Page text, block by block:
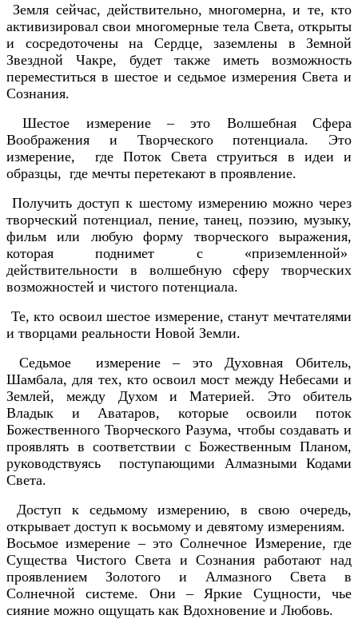
Земля сейчас, действительно, многомерна, и те, кто
активизировал свои многомерные тела Света, открыты
и сосредоточены на Сердце, заземлены в Земной
Звездной Чакре, будет также иметь возможность
переместиться в шестое и седьмое измерения Света и
Сознания.
Шестое измерение – это Волшебная Сфера
Воображения и Творческого потенциала. Это
измерение, где Поток Света струиться в идеи и
образцы, где мечты перетекают в проявление.
Получить доступ к шестому измерению можно через
творческий потенциал, пение, танец, поэзию, музыку,
фильм или любую форму творческого выражения,
которая поднимет с «приземленной»
действительности в волшебную сферу творческих
возможностей и чистого потенциала.
Те, кто освоил шестое измерение, станут мечтателями
и творцами реальности Новой Земли.
Седьмое измерение – это Духовная Обитель,
Шамбала, для тех, кто освоил мост между Небесами и
Землей, между Духом и Материей. Это обитель
Владык и Аватаров, которые освоили поток
Божественного Творческого Разума, чтобы создавать и
проявлять в соответствии с Божественным Планом,
руководствуясь поступающими Алмазными Кодами
Света.
Доступ к седьмому измерению, в свою очередь,
открывает доступ к восьмому и девятому измерениям.
Восьмое измерение – это Солнечное Измерение, где
Существа Чистого Света и Сознания работают над
проявлением Золотого и Алмазного Света в
Солнечной системе. Они – Яркие Сущности, чье
сияние можно ощущать как Вдохновение и Любовь.